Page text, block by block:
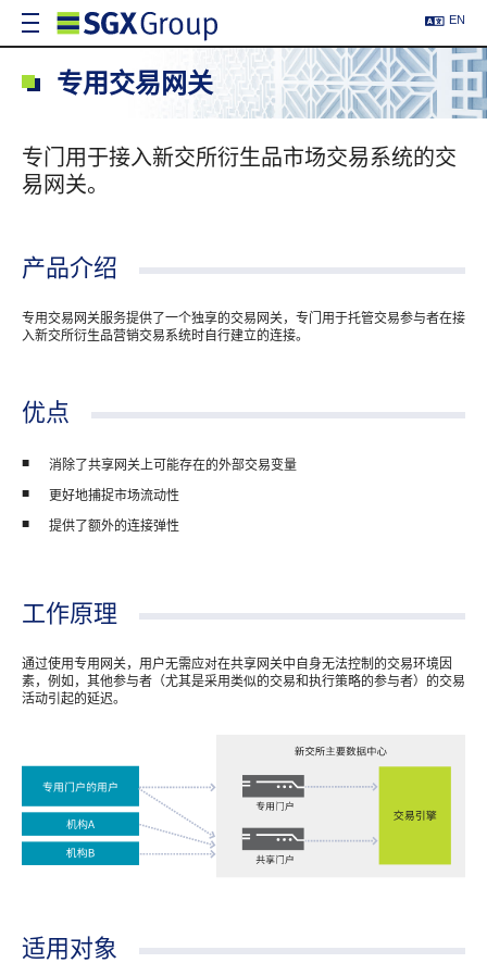
EN
专用交易网关
专门用于接入新交所衍生品市场交易系统的交
易网关。
产品介绍
专用交易网关服务提供了一个独享的交易网关，专门用于托管交易参与者在接
入新交所衍生品营销交易系统时自行建立的连接。
优点
消除了共享网关上可能存在的外部交易变量
更好地捕捉市场流动性
提供了额外的连接弹性
工作原理
通过使用专用网关，用户无需应对在共享网关中自身无法控制的交易环境因
素，例如，其他参与者（尤其是采用类似的交易和执行策略的参与者）的交易
活动引起的延迟。
适用对象